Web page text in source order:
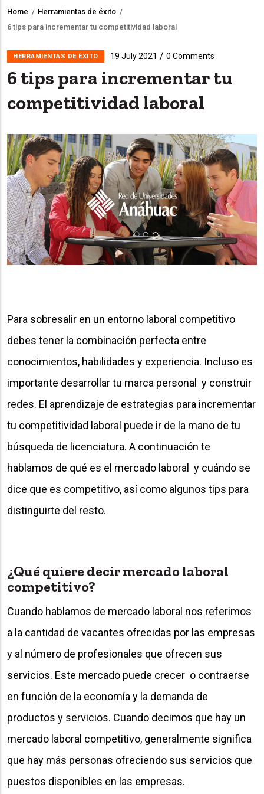
Breadcrumb
Home / Herramientas de éxito /
6 tips para incrementar tu competitividad laboral
HERRAMIENTAS DE ÉXITO 19 July 2021 / 0 Comments
6 tips para incrementar tu
competitividad laboral
Para sobresalir en un entorno laboral competitivo
debes tener la combinación perfecta entre
conocimientos, habilidades y experiencia. Incluso es
importante desarrollar tu marca personal y construir
redes. El aprendizaje de estrategias para incrementar
tu competitividad laboral puede ir de la mano de tu
búsqueda de licenciatura. A continuación te
hablamos de qué es el mercado laboral y cuándo se
dice que es competitivo, así como algunos tips para
distinguirte del resto.
¿Qué quiere decir mercado laboral
competitivo?
Cuando hablamos de mercado laboral nos referimos
a la cantidad de vacantes ofrecidas por las empresas
y al número de profesionales que ofrecen sus
servicios. Este mercado puede crecer o contraerse
en función de la economía y la demanda de
productos y servicios. Cuando decimos que hay un
mercado laboral competitivo, generalmente significa
que hay más personas ofreciendo sus servicios que
puestos disponibles en las empresas.